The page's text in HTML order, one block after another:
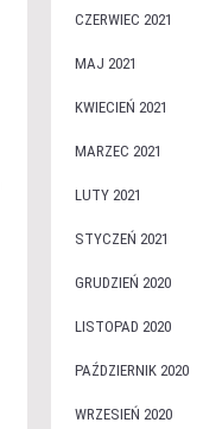
CZERWIEC 2021
MAJ 2021
KWIECIEŃ 2021
MARZEC 2021
LUTY 2021
STYCZEŃ 2021
GRUDZIEŃ 2020
LISTOPAD 2020
PAŹDZIERNIK 2020
WRZESIEŃ 2020